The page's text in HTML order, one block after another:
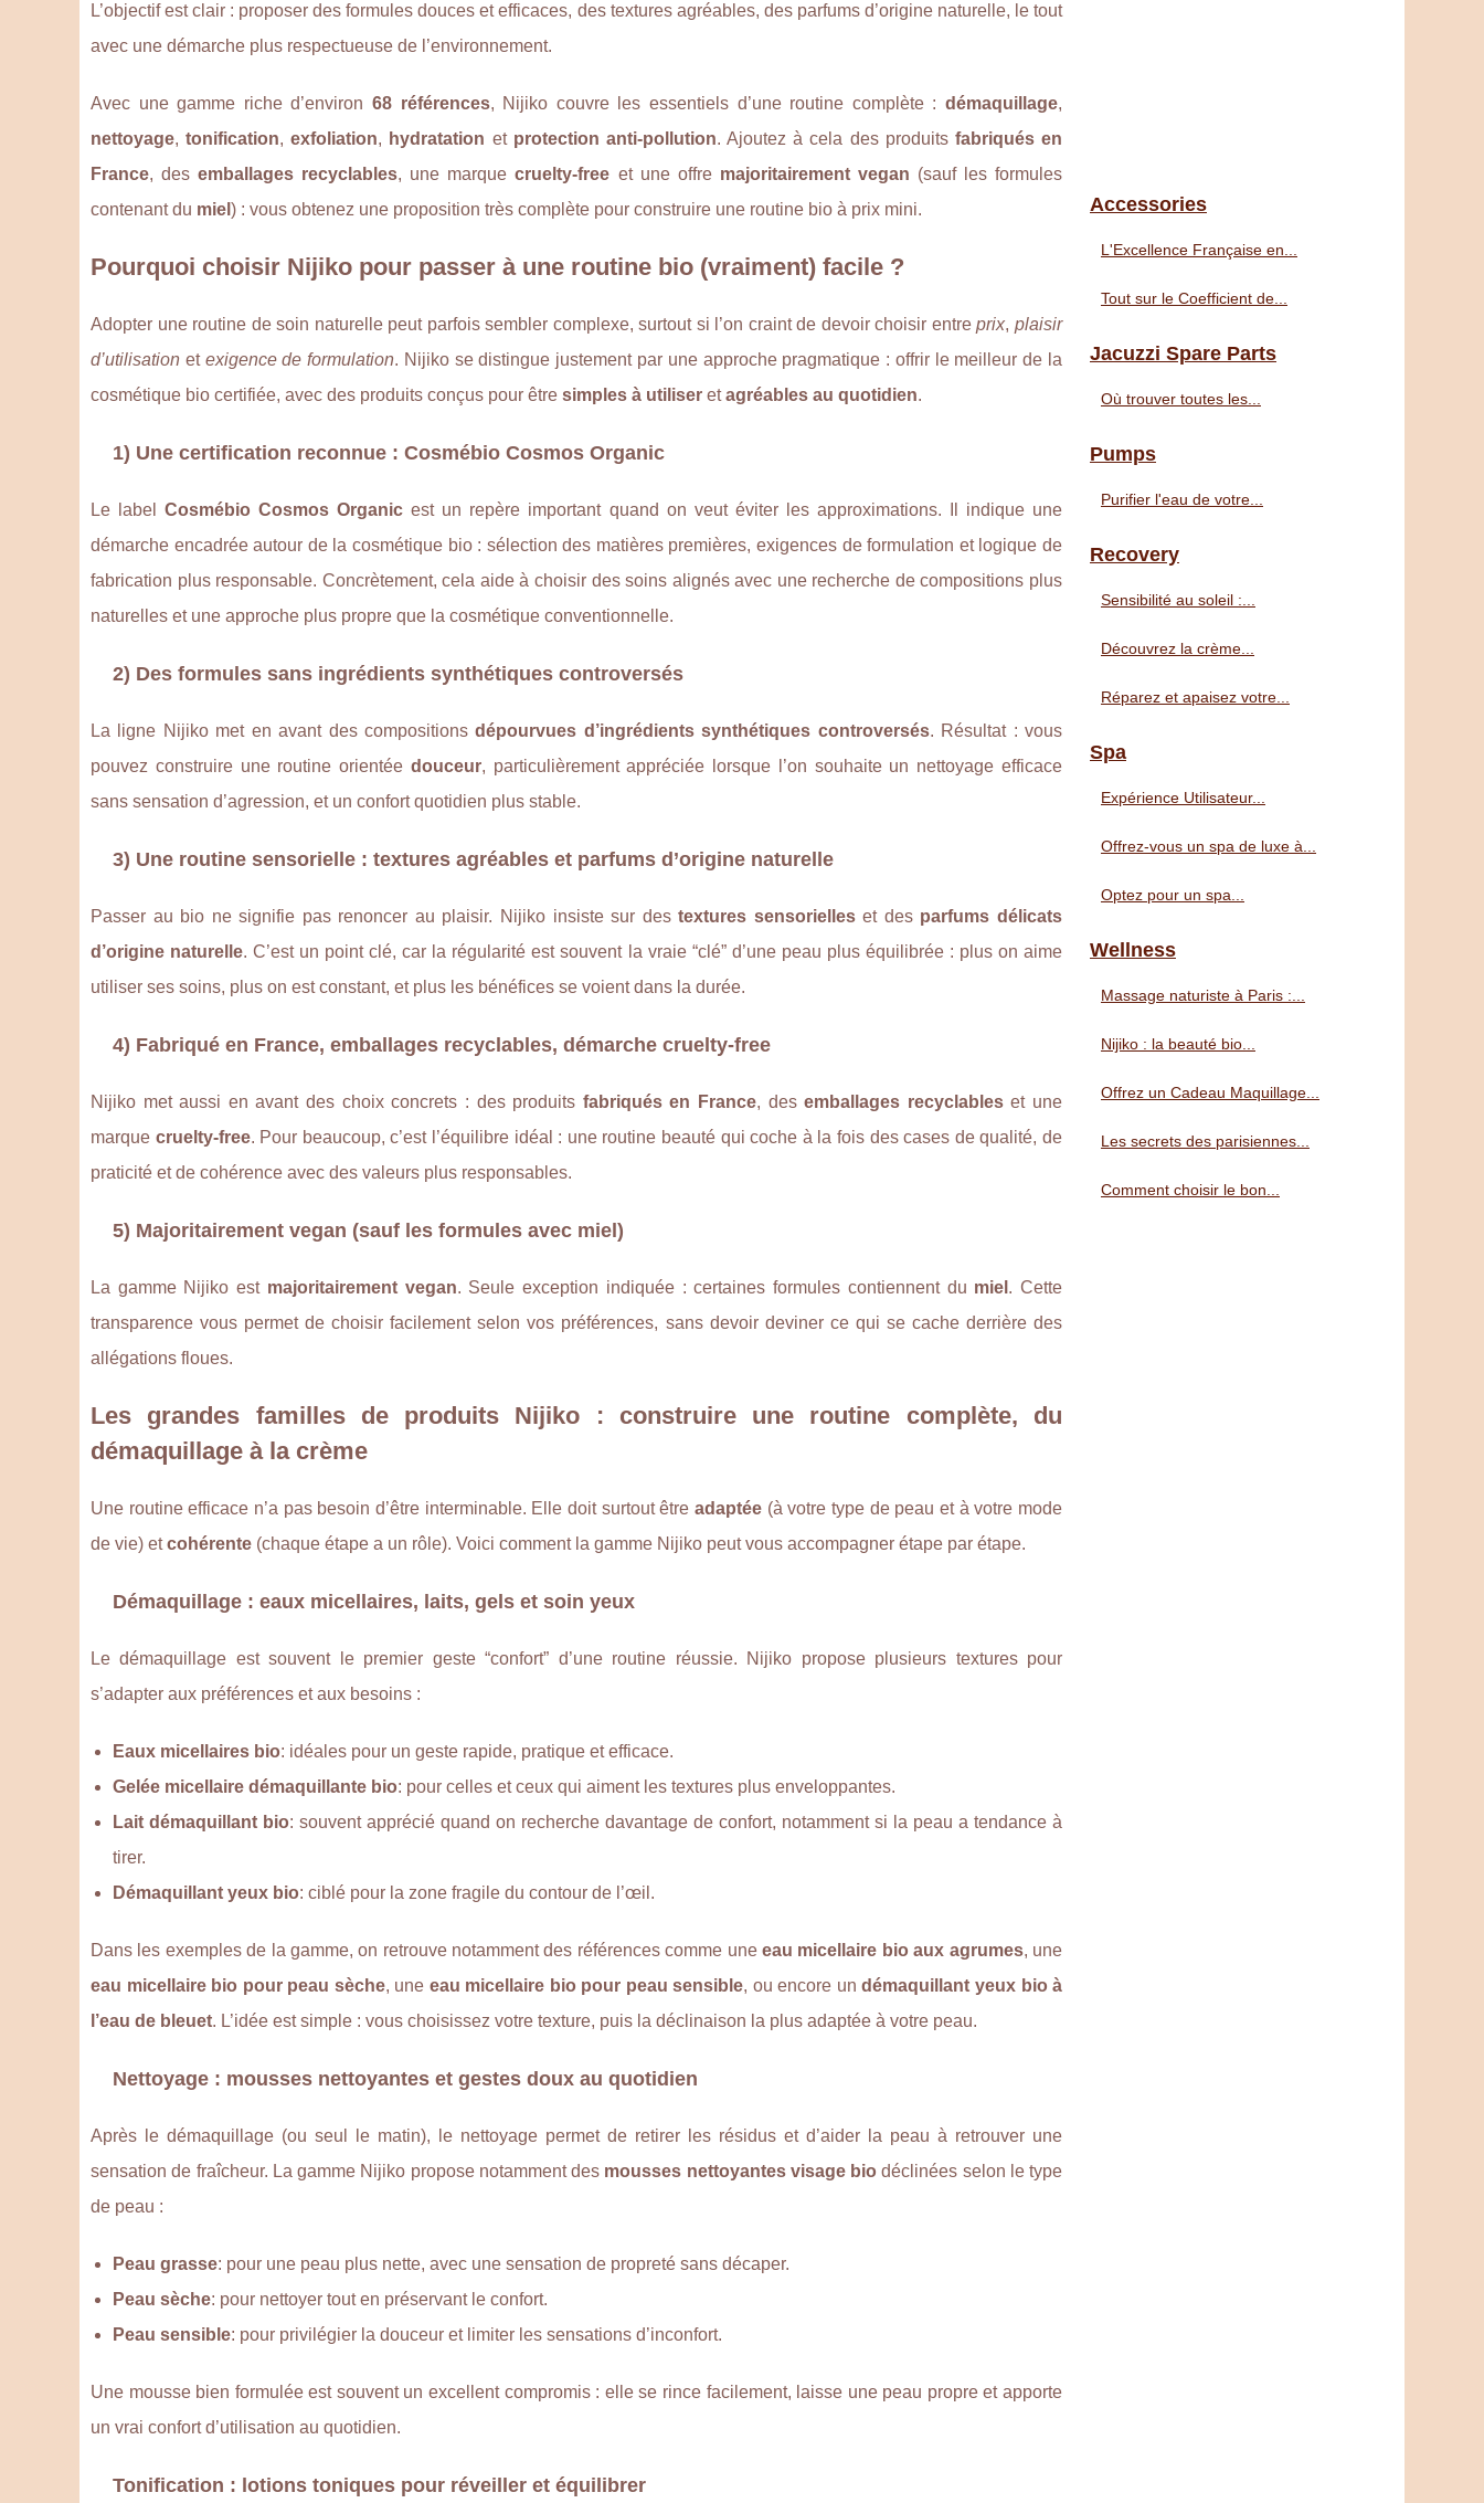
L’objectif est clair : proposer des formules douces et efficaces, des textures agréables, des parfums d’origine naturelle, le tout
avec une démarche plus respectueuse de l’environnement.
Avec une gamme riche d’environ 68 références, Nijiko couvre les essentiels d’une routine complète :démaquillage,
nettoyage,tonification,exfoliation, hydratation et protection anti-pollution. Ajoutez à cela des produits fabriqués en
France, desemballages recyclables, une marquecruelty-free et une offre majoritairement vegan (sauf les formules
contenant du miel ) : vous obtenez une proposition très complète pour construire une routine bio à prix mini.
Pourquoi choisir Nijiko pour passer à une routine bio (vraiment) facile ?
Adopter une routine de soin naturelle peut parfois sembler complexe, surtout si l’on craint de devoir choisir entreprix,plaisir
d’utilisation et exigence de formulation. Nijiko se distingue justement par une approche pragmatique : offrir le meilleur de la
cosmétique bio certifiée, avec des produits conçus pour être simples à utiliser etagréables au quotidien.
1) Une certification reconnue : Cosmébio Cosmos Organic
Le labelCosmébio Cosmos Organic est un repère important quand on veut éviter les approximations. Il indique une
démarche encadrée autour de la cosmétique bio : sélection des matières premières, exigences de formulation et logique de
fabrication plus responsable. Concrètement, cela aide à choisir des soins alignés avec une recherche de compositions plus
naturelles et une approche plus propre que la cosmétique conventionnelle.
2) Des formules sans ingrédients synthétiques controversés
La ligne Nijiko met en avant des compositionsdépourvues d’ingrédients synthétiques controversés. Résultat : vous
pouvez construire une routine orientée douceur, particulièrement appréciée lorsque l’on souhaite un nettoyage efficace
sans sensation d’agression, et un confort quotidien plus stable.
3) Une routine sensorielle : textures agréables et parfums d’origine naturelle
Passer au bio ne signifie pas renoncer au plaisir. Nijiko insiste sur destextures sensorielleset des parfums délicats
d’origine naturelle. C’est un point clé, car la régularité est souvent la vraie “clé” d’une peau plus équilibrée : plus on aime
utiliser ses soins, plus on est constant, et plus les bénéfices se voient dans la durée.
4) Fabriqué en France, emballages recyclables, démarche cruelty-free
Nijiko met aussi en avant des choix concrets : des produits fabriqués en France, desemballages recyclableset une
marque cruelty-free. Pour beaucoup, c’est l’équilibre idéal : une routine beauté qui coche à la fois des cases de qualité, de
praticité et de cohérence avec des valeurs plus responsables.
5) Majoritairement vegan (sauf les formules avec miel)
La gamme Nijiko est majoritairement vegan. Seule exception indiquée : certaines formules contiennent du miel . Cette
transparence vous permet de choisir facilement selon vos préférences, sans devoir deviner ce qui se cache derrière des
allégations floues.
Les grandes familles de produits Nijiko : construire une routine complète, du
démaquillage à la crème
Une routine efficace n’a pas besoin d’être interminable. Elle doit surtout être adaptée (à votre type de peau et à votre mode
de vie) etcohérente (chaque étape a un rôle). Voici comment la gamme Nijiko peut vous accompagner étape par étape.
Démaquillage : eaux micellaires, laits, gels et soin yeux
Le démaquillage est souvent le premier geste “confort” d’une routine réussie. Nijiko propose plusieurs textures pour
s’adapter aux préférences et aux besoins :
Eaux micellaires bio: idéales pour un geste rapide, pratique et efficace.
Gelée micellaire démaquillante bio: pour celles et ceux qui aiment les textures plus enveloppantes.
Lait démaquillant bio: souvent apprécié quand on recherche davantage de confort, notamment si la peau a tendance à
tirer.
Démaquillant yeux bio: ciblé pour la zone fragile du contour de l’œil.
Dans les exemples de la gamme, on retrouve notamment des références comme uneeau micellaire bio aux agrumes, une
eau micellaire bio pour peau sèche, une eau micellaire bio pour peau sensible, ou encore undémaquillant yeux bio à
l’eau de bleuet. L’idée est simple : vous choisissez votre texture, puis la déclinaison la plus adaptée à votre peau.
Nettoyage : mousses nettoyantes et gestes doux au quotidien
Après le démaquillage (ou seul le matin), le nettoyage permet de retirer les résidus et d’aider la peau à retrouver une
sensation de fraîcheur. La gamme Nijiko propose notamment des mousses nettoyantes visage bio déclinées selon le type
de peau :
Peau grasse: pour une peau plus nette, avec une sensation de propreté sans décaper.
Peau sèche: pour nettoyer tout en préservant le confort.
Peau sensible: pour privilégier la douceur et limiter les sensations d’inconfort.
Une mousse bien formulée est souvent un excellent compromis : elle se rince facilement, laisse une peau propre et apporte
un vrai confort d’utilisation au quotidien.
Tonification : lotions toniques pour réveiller et équilibrer
Accessories
L'Excellence Française en...
Tout sur le Coefficient de...
Jacuzzi Spare Parts
Où trouver toutes les...
Pumps
Purifier l'eau de votre...
Recovery
Sensibilité au soleil :...
Découvrez la crème...
Réparez et apaisez votre...
Spa
Expérience Utilisateur...
Offrez-vous un spa de luxe à...
Optez pour un spa...
Wellness
Massage naturiste à Paris :...
Nijiko : la beauté bio...
Offrez un Cadeau Maquillage...
Les secrets des parisiennes...
Comment choisir le bon...